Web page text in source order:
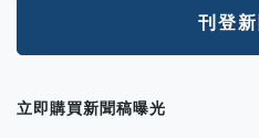
刊登
立即購買新聞稿曝光